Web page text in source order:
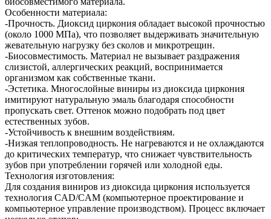
Особенности материала:
-Прочность. Диоксид циркония обладает высокой прочностью
(около 1000 МПа), что позволяет выдерживать значительную
жевательную нагрузку без сколов и микротрещин.
-Биосовместимость. Материал не вызывает раздражения
слизистой, аллергических реакций, воспринимается
организмом как собственные ткани.
-Эстетика. Многослойные виниры из диоксида циркония
имитируют натуральную эмаль благодаря способности
пропускать свет. Оттенок можно подобрать под цвет
естественных зубов.
-Устойчивость к внешним воздействиям.
-Низкая теплопроводность. Не нагреваются и не охлаждаются
до критических температур, что снижает чувствительность
зубов при употреблении горячей или холодной еды.
Технология изготовления:
Для создания виниров из диоксида циркония используется
технология CAD/CAM (компьютерное проектирование и
компьютерное управление производством). Процесс включает